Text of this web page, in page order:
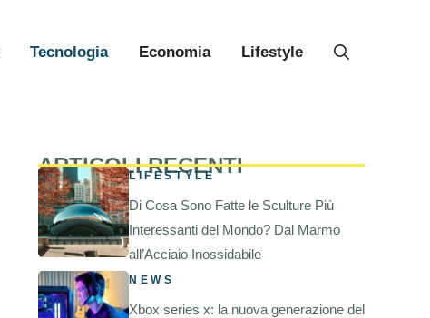
Tecnologia Economia Lifestyle
ARTICOLI RECENTI
LIFESTYLE
Di Cosa Sono Fatte le Sculture Più
Interessanti del Mondo? Dal Marmo
all’Acciaio Inossidabile
NEWS
Xbox series x: la nuova generazione del